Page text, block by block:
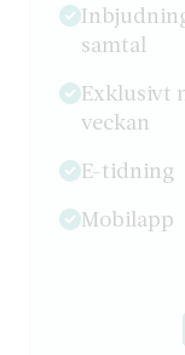
samtal
Exklusivt
veckan
E-tidning
Mobilapp